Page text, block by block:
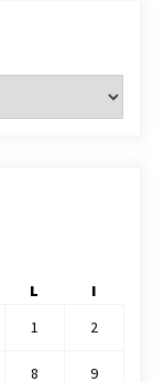
L
I
1
2
8 9